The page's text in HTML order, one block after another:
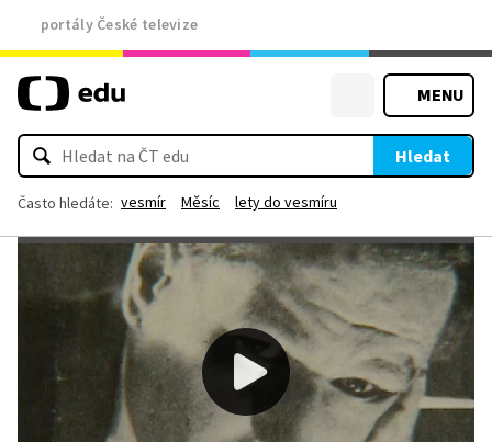
portály České televize
MENU
Hledat
Často hledáte: vesmír Měsíc lety do vesmíru